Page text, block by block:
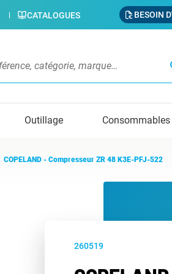
CATALOGUES BESOIN
Outillage Consommables
COPELAND - Compresseur ZR 48 K3E-PFJ-522
260519